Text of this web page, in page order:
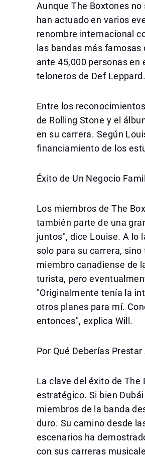
Aunque The Boxtones
han actuado en varios
renombre internacional
las bandas más
ante 45,000 personas en
teloneros de Def Leppard.
Entre los
de Rolling Stone y el
en su carrera. Según
financiamiento de los
Éxito de Un Negocio
Los miembros de The
también parte de una
juntos", dice Louise. A lo
solo para su carrera,
miembro canadiense de
turista, pero
"Originalmente tenía la
otros planes para mí.
entonces", explica Will.
Por Qué Deberías
La clave del éxito de
estratégico. Si bien
miembros de la banda
duro. Su camino desde
escenarios ha
con sus carreras